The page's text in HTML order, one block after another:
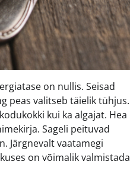
on nullis. Seisad
peas valitseb täielik tühjus.
kui ka algajat. Hea
Sageli peituvad
Järgnevalt vaatamegi
on võimalik valmistada